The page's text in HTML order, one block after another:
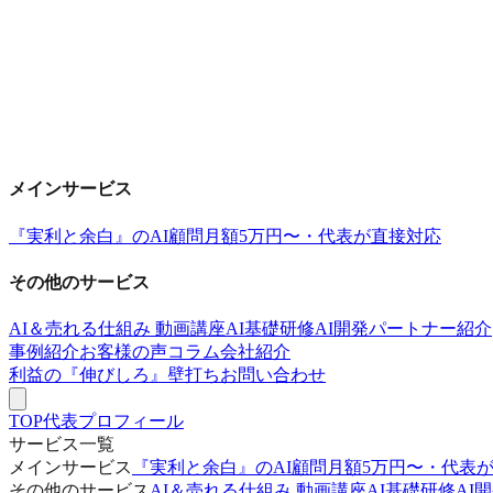
メインサービス
『実利と余白』のAI顧問 月額5万円〜・代表が直接対応
その他のサービス
AI＆売れる仕組み 動画講座AI基礎研修AI開発パートナー紹介
事例紹介お客様の声コラム会社紹介
利益の『伸びしろ』壁打ちお問い合わせ
TOP代表プロフィール
サービス一覧
メインサービス
『実利と余白』のAI顧問 月額5万円〜・代表